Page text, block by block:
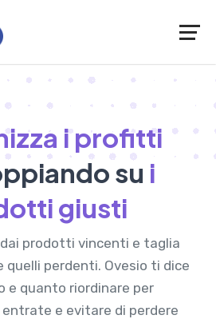
i profitti
su i
giusti
prodotti vincenti e taglia
perdenti. Ovesio ti dice
e quanto riordinare per
e evitare di perdere